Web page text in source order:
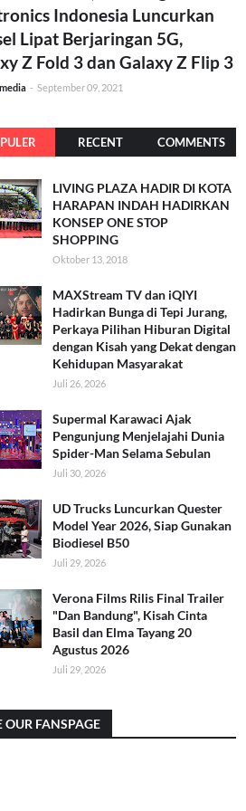
Indonesia Luncurkan
Lipat Berjaringan 5G,
Z Fold 3 dan Galaxy Z Flip 3
- September 09, 2021
RECENT COMMENTS
LIVING PLAZA HADIR DI KOTA
HARAPAN INDAH HADIRKAN
KONSEP ONE STOP
SHOPPING
Oktober 13, 2018
MAXStream TV dan iQIYI
Hadirkan Bunga di Tepi Jurang,
Perkaya Pilihan Hiburan Digital
dengan Kisah yang Dekat dengan
Kehidupan Masyarakat
Juli 26, 2026
Supermal Karawaci Ajak
Pengunjung Menjelajahi Dunia
Spider-Man Selama Sebulan
Juli 30, 2026
UD Trucks Luncurkan Quester
Model Year 2026, Siap Gunakan
Biodiesel B50
Juli 29, 2026
Verona Films Rilis Final Trailer
"Dan Bandung", Kisah Cinta
Basil dan Elma Tayang 20
Agustus 2026
Juli 29, 2026
OUR FANSPAGE